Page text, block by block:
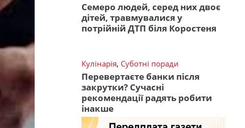
Семеро людей, серед них двоє
дітей, травмувалися у
потрійній ДТП біля Коростеня
Кулінарія, Суботні поради
Перевертаєте банки після
закрутки? Сучасні
рекомендації радять робити
інакше